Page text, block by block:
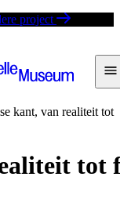
project
kant, van realiteit tot
tot